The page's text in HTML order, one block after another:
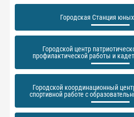
Городская Станция юных
Городской центр
профилактической работы и
Городской координационный
спортивной работе с